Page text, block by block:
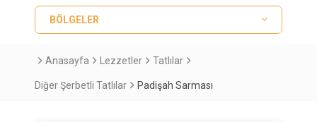
BÖLGELER
Anasayfa Lezzetler Tatlılar
Diğer Şerbetli Tatlılar Padişah Sarması